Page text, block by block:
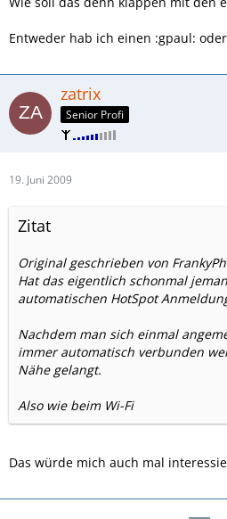
Entweder hab ich einen :gpaul:
zatrix
Senior Profi
19. Juni 2009
Zitat
Original geschrieben von
Hat das eigentlich schonmal
automatischen HotSpot
Nachdem man sich einmal
immer automatisch verbunden
Nähe gelangt.
Also wie beim Wi-Fi
Das würde mich auch mal